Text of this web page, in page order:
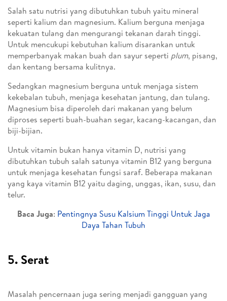
Salah satu nutrisi yang dibutuhkan tubuh yaitu mineral
seperti kalium dan magnesium. Kalium berguna menjaga
kekuatan tulang dan mengurangi tekanan darah tinggi.
Untuk mencukupi kebutuhan kalium disarankan untuk
memperbanyak makan buah dan sayur seperti plum, pisang,
dan kentang bersama kulitnya.
Sedangkan magnesium berguna untuk menjaga sistem
kekebalan tubuh, menjaga kesehatan jantung, dan tulang.
Magnesium bisa diperoleh dari makanan yang belum
diproses seperti buah-buahan segar, kacang-kacangan, dan
biji-bijian.
Untuk vitamin bukan hanya vitamin D, nutrisi yang
dibutuhkan tubuh salah satunya vitamin B12 yang berguna
untuk menjaga kesehatan fungsi saraf. Beberapa makanan
yang kaya vitamin B12 yaitu daging, unggas, ikan, susu, dan
telur.
Baca Juga: Pentingnya Susu Kalsium Tinggi Untuk Jaga
Daya Tahan Tubuh
5. Serat
Masalah pencernaan juga sering menjadi gangguan yang